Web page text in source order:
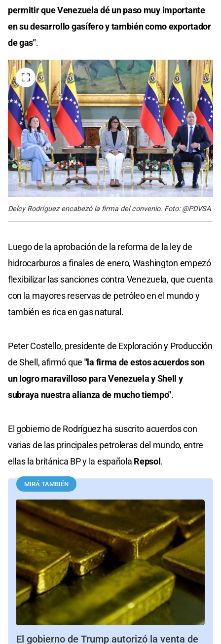
permitir que Venezuela dé un paso muy importante
en su desarrollo gasífero y también como exportador
de gas".
Delcy Rodríguez encabezó la firma del convenio. Foto: @PDVSA
Luego de la aprobación de la reforma de la ley de
hidrocarburos a finales de enero, Washington empezó
flexibilizar las sanciones contra Venezuela, que cuenta
con la mayores reservas de petróleo en el mundo y
también es rica en gas natural.
Peter Costello, presidente de Exploración y Producción
de Shell, afirmó que "la firma de estos acuerdos son
un logro maravilloso para Venezuela y Shell y
subraya nuestra alianza de mucho tiempo".
El gobierno de Rodríguez ha suscrito acuerdos con
varias de las principales petroleras del mundo, entre
ellas la británica BP y la española Repsol .
MIRÁ TAMBIÉN
El gobierno de Trump autorizó la venta de